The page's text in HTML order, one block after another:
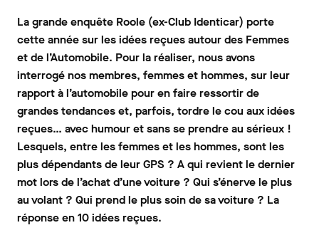
La grande enquête Roole (ex-Club Identicar) porte
cette année sur les idées reçues autour des Femmes
et de l’Automobile. Pour la réaliser, nous avons
interrogé nos membres, femmes et hommes, sur leur
rapport à l’automobile pour en faire ressortir de
grandes tendances et, parfois, tordre le cou aux idées
reçues… avec humour et sans se prendre au sérieux !
Lesquels, entre les femmes et les hommes, sont les
plus dépendants de leur GPS ? A qui revient le dernier
mot lors de l’achat d’une voiture ? Qui s’énerve le plus
au volant ? Qui prend le plus soin de sa voiture ? La
réponse en 10 idées reçues.